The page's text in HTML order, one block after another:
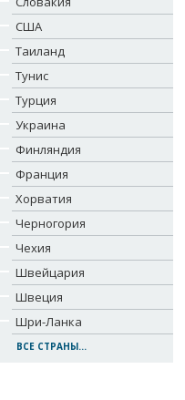
США
Таиланд
Тунис
Турция
Украина
Финляндия
Франция
Хорватия
Черногория
Чехия
Швейцария
Швеция
Шри-Ланка
ВСЕ СТРАНЫ...